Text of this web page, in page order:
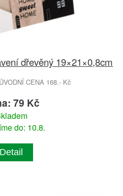
dřevěný 19×21×0,8cm
CENA 168.- Kč
79 Kč
do: 10.8.
Detail